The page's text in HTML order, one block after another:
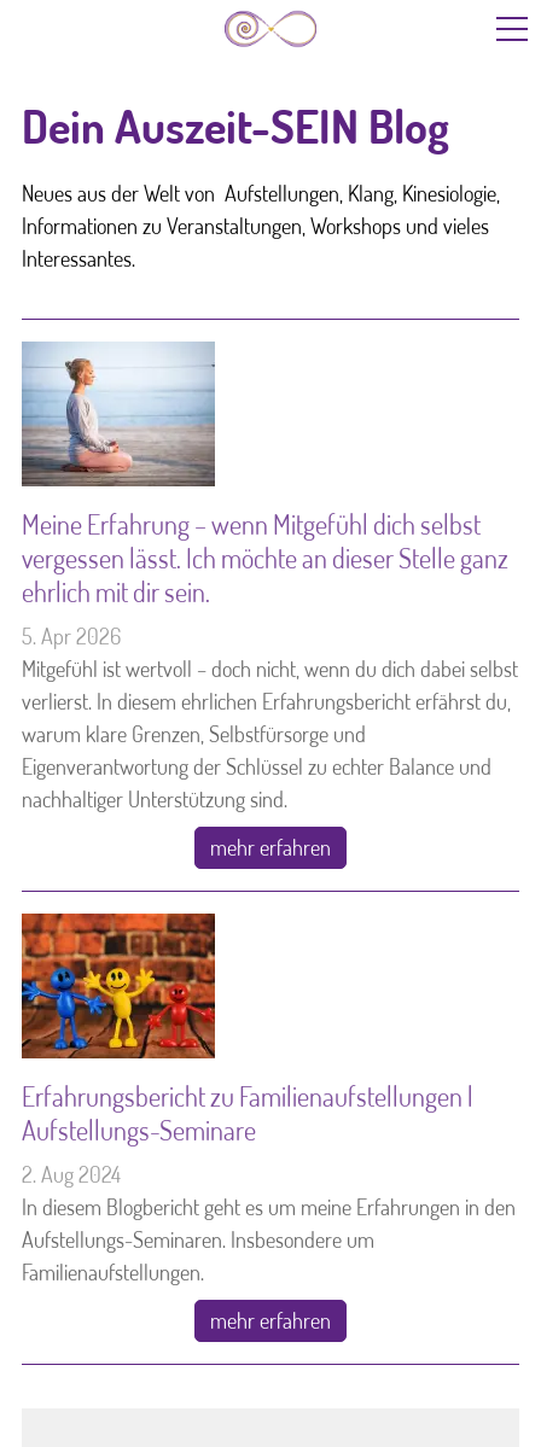
Start
Leistungen
Kinder/Jugendliche
Über mich
Blog
Termine
Kontakt & Referenzen
Produkte
Dein Auszeit-SEIN Blog
Neues aus der Welt von Aufstellungen, Klang, Kinesiologie,
Informationen zu Veranstaltungen, Workshops und vieles
Interessantes.
Meine Erfahrung – wenn Mitgefühl dich selbst
vergessen lässt. Ich möchte an dieser Stelle ganz
ehrlich mit dir sein.
5. Apr 2026
Mitgefühl ist wertvoll – doch nicht, wenn du dich dabei selbst
verlierst. In diesem ehrlichen Erfahrungsbericht erfährst du,
warum klare Grenzen, Selbstfürsorge und
Eigenverantwortung der Schlüssel zu echter Balance und
nachhaltiger Unterstützung sind.
mehr erfahren
Erfahrungsbericht zu Familienaufstellungen |
Aufstellungs-Seminare
2. Aug 2024
In diesem Blogbericht geht es um meine Erfahrungen in den
Aufstellungs-Seminaren. Insbesondere um
Familienaufstellungen.
mehr erfahren